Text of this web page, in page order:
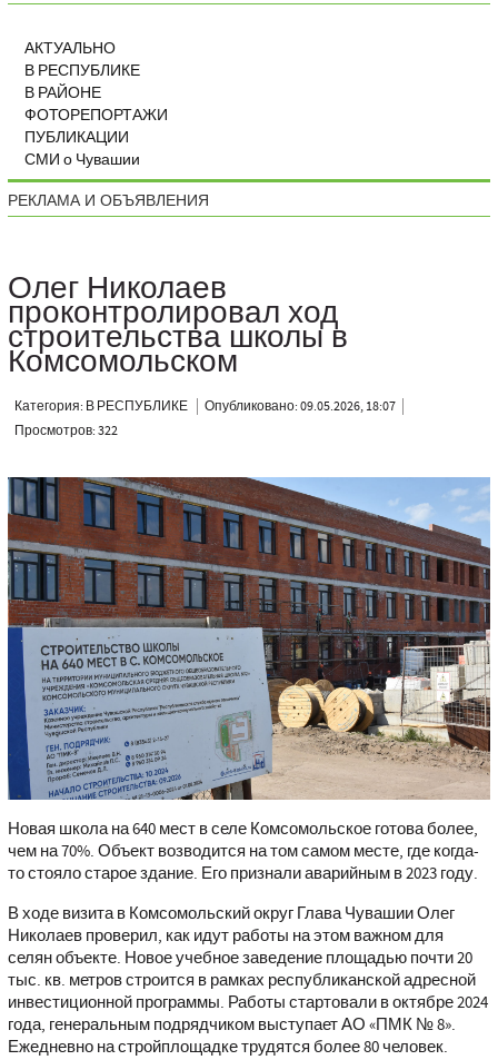
АКТУАЛЬНО
В РЕСПУБЛИКЕ
В РАЙОНЕ
ФОТОРЕПОРТАЖИ
ПУБЛИКАЦИИ
СМИ о Чувашии
РЕКЛАМА И ОБЪЯВЛЕНИЯ
Олег Николаев
проконтролировал ход
строительства школы в
Комсомольском
Категория: В РЕСПУБЛИКЕ
Опубликовано: 09.05.2026, 18:07
Просмотров: 322
Новая школа на 640 мест в селе Комсомольское готова более,
чем на 70%. Объект возводится на том самом месте, где когда-
то стояло старое здание. Его признали аварийным в 2023 году.
В ходе визита в Комсомольский округ Глава Чувашии Олег
Николаев проверил, как идут работы на этом важном для
селян объекте. Новое учебное заведение площадью почти 20
тыс. кв. метров строится в рамках республиканской адресной
инвестиционной программы. Работы стартовали в октябре 2024
года, генеральным подрядчиком выступает АО «ПМК № 8».
Ежедневно на стройплощадке трудятся более 80 человек.